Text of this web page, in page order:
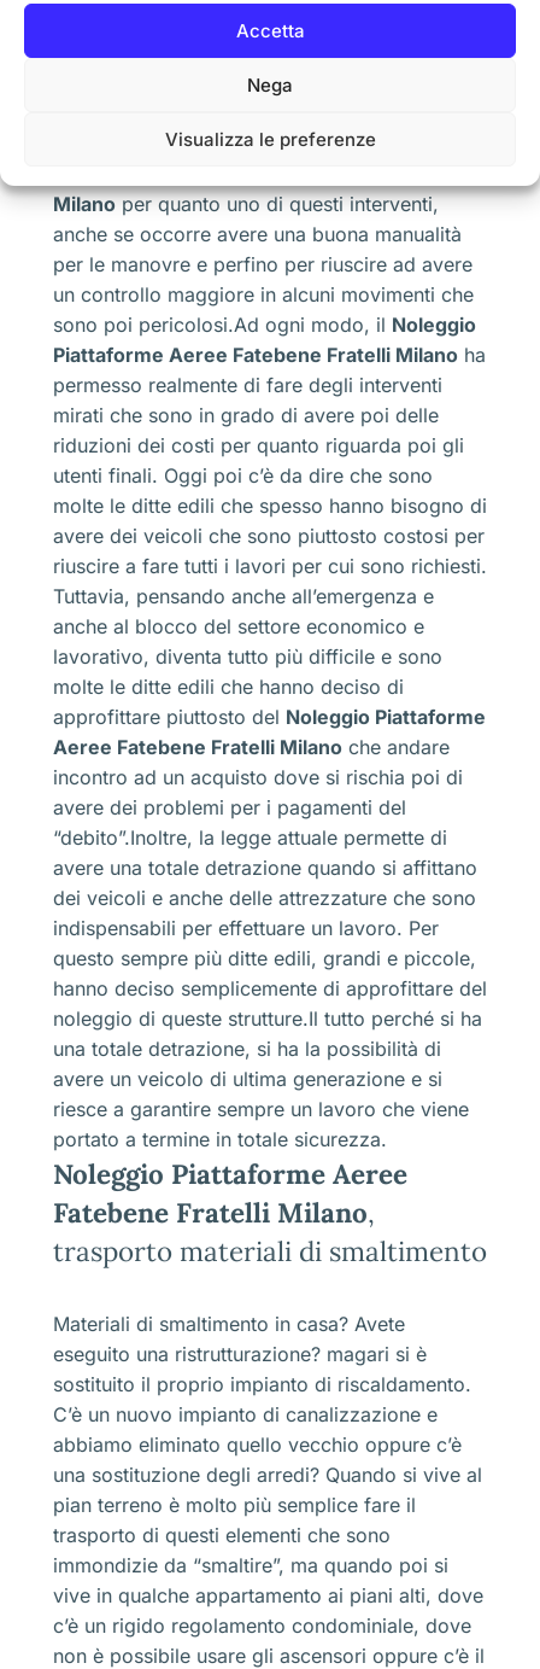
Accetta
Nega
Visualizza le preferenze
che stanno per cadere.Diciamo che questi sono
gli esempi classici per cui sono stati richiesti,
negli ultimi mesi, il servizio di
Un privato potrebbe alla fine richiedere il
Milanoper quanto uno di questi interventi,
anche se occorre avere una buona manualità
per le manovre e perfino per riuscire ad avere
un controllo maggiore in alcuni movimenti che
sono poi pericolosi.Ad ogni modo, il Noleggio
Piattaforme Aeree Fatebene Fratelli Milano ha
permesso realmente di fare degli interventi
mirati che sono in grado di avere poi delle
riduzioni dei costi per quanto riguarda poi gli
utenti finali. Oggi poi c’è da dire che sono
molte le ditte edili che spesso hanno bisogno di
avere dei veicoli che sono piuttosto costosi per
riuscire a fare tutti i lavori per cui sono richiesti.
Tuttavia, pensando anche all’emergenza e
anche al blocco del settore economico e
lavorativo, diventa tutto più difficile e sono
molte le ditte edili che hanno deciso di
approfittare piuttosto del Noleggio Piattaforme
Aeree Fatebene Fratelli Milano che andare
incontro ad un acquisto dove si rischia poi di
avere dei problemi per i pagamenti del
“debito”.Inoltre, la legge attuale permette di
avere una totale detrazione quando si affittano
dei veicoli e anche delle attrezzature che sono
indispensabili per effettuare un lavoro. Per
questo sempre più ditte edili, grandi e piccole,
hanno deciso semplicemente di approfittare del
noleggio di queste strutture.Il tutto perché si ha
una totale detrazione, si ha la possibilità di
avere un veicolo di ultima generazione e si
riesce a garantire sempre un lavoro che viene
portato a termine in totale sicurezza.
Noleggio Piattaforme Aeree
Fatebene Fratelli Milano,
trasporto materiali di smaltimento
Materiali di smaltimento in casa? Avete
eseguito una ristrutturazione? magari si è
sostituito il proprio impianto di riscaldamento.
C’è un nuovo impianto di canalizzazione e
abbiamo eliminato quello vecchio oppure c’è
una sostituzione degli arredi? Quando si vive al
pian terreno è molto più semplice fare il
trasporto di questi elementi che sono
immondizie da “smaltire”, ma quando poi si
vive in qualche appartamento ai piani alti, dove
c’è un rigido regolamento condominiale, dove
non è possibile usare gli ascensori oppure c’è il